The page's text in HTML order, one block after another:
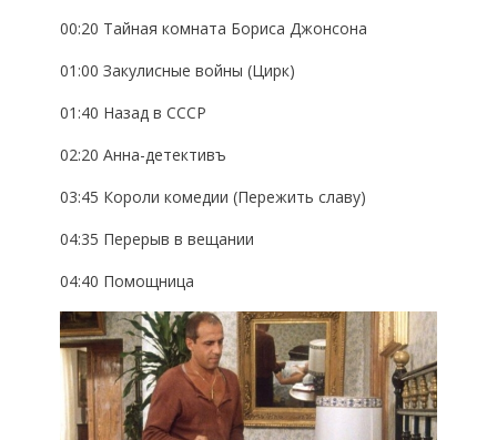
00:20 Тайная комната Бориса Джонсона
01:00 Закулисные войны (Цирк)
01:40 Назад в СССР
02:20 Анна-детективъ
03:45 Короли комедии (Пережить славу)
04:35 Перерыв в вещании
04:40 Помощница